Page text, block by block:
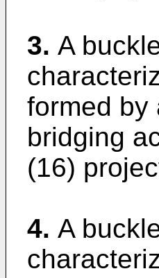
3. A
formed by
bridging
(16)
4. A